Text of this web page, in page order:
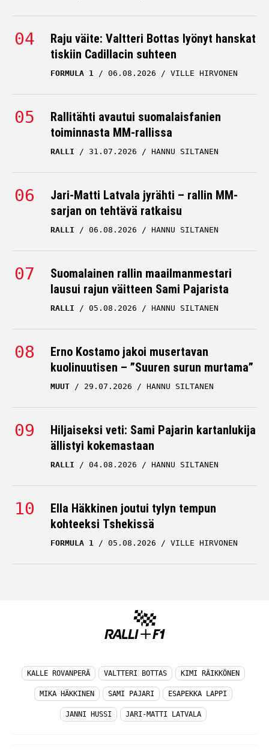
Raju väite: Valtteri Bottas lyönyt hanskat
tiskiin Cadillacin suhteen
FORMULA 1 06.08.2026 VILLE HIRVONEN
Rallitähti avautui suomalaisfanien
toiminnasta MM-rallissa
RALLI 31.07.2026 HANNU SILTANEN
Jari-Matti Latvala jyrähti – rallin MM-
sarjan on tehtävä ratkaisu
RALLI 06.08.2026 HANNU SILTANEN
Suomalainen rallin maailmanmestari
lausui rajun väitteen Sami Pajarista
RALLI 05.08.2026 HANNU SILTANEN
Erno Kostamo jakoi musertavan
kuolinuutisen – ”Suuren surun murtama”
MUUT 29.07.2026 HANNU SILTANEN
Hiljaiseksi veti: Sami Pajarin kartanlukija
ällistyi kokemastaan
RALLI 04.08.2026 HANNU SILTANEN
Ella Häkkinen joutui tylyn tempun
kohteeksi Tshekissä
FORMULA 1 05.08.2026 VILLE HIRVONEN
KALLE ROVANPERÄ VALTTERI BOTTAS KIMI RÄIKKÖNEN
MIKA HÄKKINEN SAMI PAJARI ESAPEKKA LAPPI
JANNI HUSSI JARI-MATTI LATVALA